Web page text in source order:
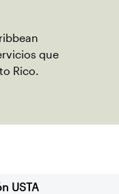
que
Rico.
USTA